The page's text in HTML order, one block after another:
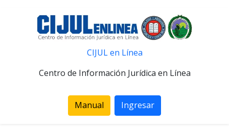
CIJUL en Línea
Centro de Información Jurídica en Línea
Manual Ingresar